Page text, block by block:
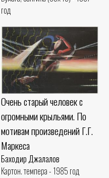
год
Очень старый человек с
огромными крыльями. По
мотивам произведений Г.Г.
Маркеса
Баходир Джалалов
Картон. темпера - 1985 год